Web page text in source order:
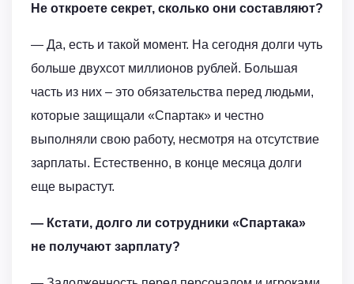
Не откроете секрет, сколько они составляют?
— Да, есть и такой момент. На сегодня долги чуть
больше двухсот миллионов рублей. Большая
часть из них – это обязательства перед людьми,
которые защищали «Спартак» и честно
выполняли свою работу, несмотря на отсутствие
зарплаты. Естественно, в конце месяца долги
еще вырастут.
— Кстати, долго ли сотрудники «Спартака»
не получают зарплату?